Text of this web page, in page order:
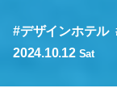
デザインホテル
2024.10.12 Sat